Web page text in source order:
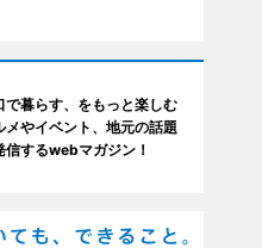
で暮らす、をもっと楽しむ
メやイベント、地元の話題
信するwebマガジン！